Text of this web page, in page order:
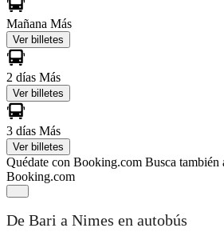
Mañana Más
Ver billetes
2 días Más
Ver billetes
3 días Más
Ver billetes
Quédate con Booking.com Busca también
Booking.com
De Bari a Nimes en autobús